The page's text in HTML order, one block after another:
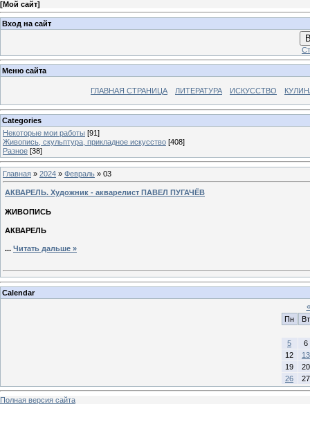
[Мой сайт]
Вход на сайт
Меню сайта
ГЛАВНАЯ СТРАНИЦА ЛИТЕРАТУРА ИСКУССТВО
Categories
Некоторые мои работы [91]
Живопись, скульптура, прикладное искусство [408]
Разное [38]
Главная » 2024 » Февраль » 03
АКВАРЕЛЬ. Художник - акварелист ПАВЕЛ ПУГАЧЁВ
ЖИВОПИСЬ
АКВАРЕЛЬ
... Читать дальше »
Calendar
«
Пн
Вт
5
6
12
13
19
20
26
27
Полная версия сайта